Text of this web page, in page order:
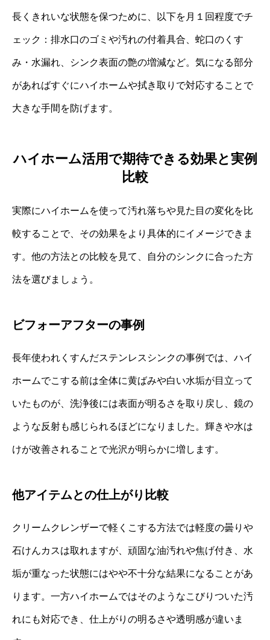
長くきれいな状態を保つために、以下を月１回程度でチ
ェック：排水口のゴミや汚れの付着具合、蛇口のくす
み・水漏れ、シンク表面の艶の増減など。気になる部分
があればすぐにハイホームや拭き取りで対応することで
大きな手間を防げます。
ハイホーム活用で期待できる効果と実例
比較
実際にハイホームを使って汚れ落ちや見た目の変化を比
較することで、その効果をより具体的にイメージできま
す。他の方法との比較を見て、自分のシンクに合った方
法を選びましょう。
ビフォーアフターの事例
長年使われくすんだステンレスシンクの事例では、ハイ
ホームでこする前は全体に黄ばみや白い水垢が目立って
いたものが、洗浄後には表面が明るさを取り戻し、鏡の
ような反射も感じられるほどになりました。輝きや水は
けが改善されることで光沢が明らかに増します。
他アイテムとの仕上がり比較
クリームクレンザーで軽くこする方法では軽度の曇りや
石けんカスは取れますが、頑固な油汚れや焦げ付き、水
垢が重なった状態にはやや不十分な結果になることがあ
ります。一方ハイホームではそのようなこびりついた汚
れにも対応でき、仕上がりの明るさや透明感が違いま